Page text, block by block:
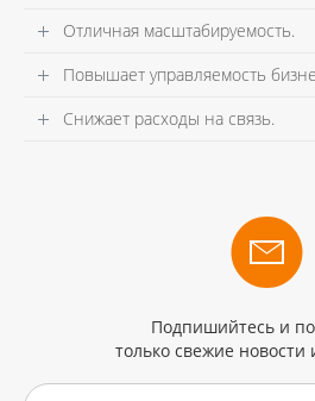
Отличная масштабируемость.
Повышает управляемость
Снижает расходы на связь.
Подпишийтесь и
только свежие